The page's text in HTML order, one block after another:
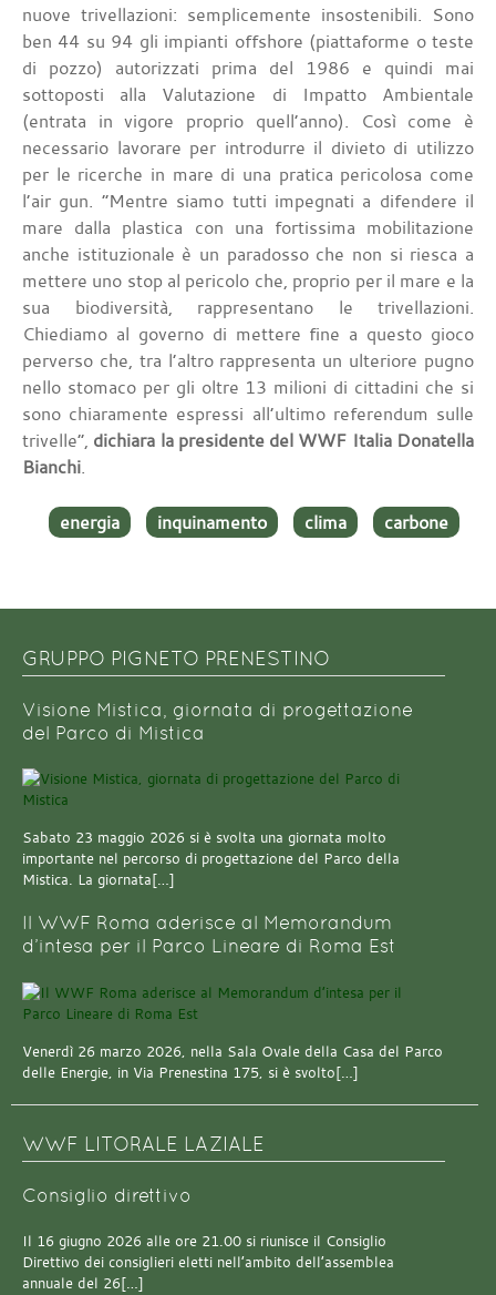
nuove trivellazioni: semplicemente insostenibili. Sono
ben 44 su 94 gli impianti offshore (piattaforme o teste
di pozzo) autorizzati prima del 1986 e quindi mai
sottoposti alla Valutazione di Impatto Ambientale
(entrata in vigore proprio quell’anno). Così come è
necessario lavorare per introdurre il divieto di utilizzo
per le ricerche in mare di una pratica pericolosa come
l’air gun. “Mentre siamo tutti impegnati a difendere il
mare dalla plastica con una fortissima mobilitazione
anche istituzionale è un paradosso che non si riesca a
mettere uno stop al pericolo che, proprio per il mare e la
sua biodiversità, rappresentano le trivellazioni.
Chiediamo al governo di mettere fine a questo gioco
perverso che, tra l’altro rappresenta un ulteriore pugno
nello stomaco per gli oltre 13 milioni di cittadini che si
sono chiaramente espressi all’ultimo referendum sulle
trivelle”, dichiara la presidente del WWF Italia Donatella
Bianchi.
energia inquinamento clima carbone
GRUPPO PIGNETO PRENESTINO
Visione Mistica, giornata di progettazione
del Parco di Mistica
Sabato 23 maggio 2026 si è svolta una giornata molto
importante nel percorso di progettazione del Parco della
Mistica. La giornata[…]
Il WWF Roma aderisce al Memorandum
d’intesa per il Parco Lineare di Roma Est
Venerdì 26 marzo 2026, nella Sala Ovale della Casa del Parco
delle Energie, in Via Prenestina 175, si è svolto[…]
WWF LITORALE LAZIALE
Consiglio direttivo
Il 16 giugno 2026 alle ore 21.00 si riunisce il Consiglio
Direttivo dei consiglieri eletti nell’ambito dell’assemblea
annuale del 26[…]